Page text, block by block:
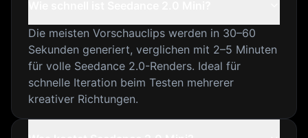
Die meisten Vorschauclips werden in 30–60
Sekunden generiert, verglichen mit 2–5 Minuten
für volle Seedance 2.0-Renders. Ideal für
schnelle Iteration beim Testen mehrerer
kreativer Richtungen.